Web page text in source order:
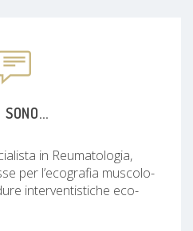
SONO...
in Reumatologia,
per l’ecografia muscolo-
interventistiche eco-